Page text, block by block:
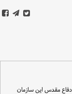
مقدس این سازمان